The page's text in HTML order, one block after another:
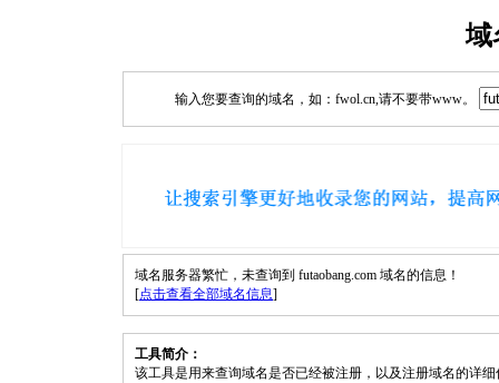
域
输入您要查询的域名，如：fwol.cn,请不要带www。
域名服务器繁忙，未查询到 futaobang.com 域名的信息！
[点击查看全部域名信息]
工具简介：
该工具是用来查询域名是否已经被注册，以及注册域名的详